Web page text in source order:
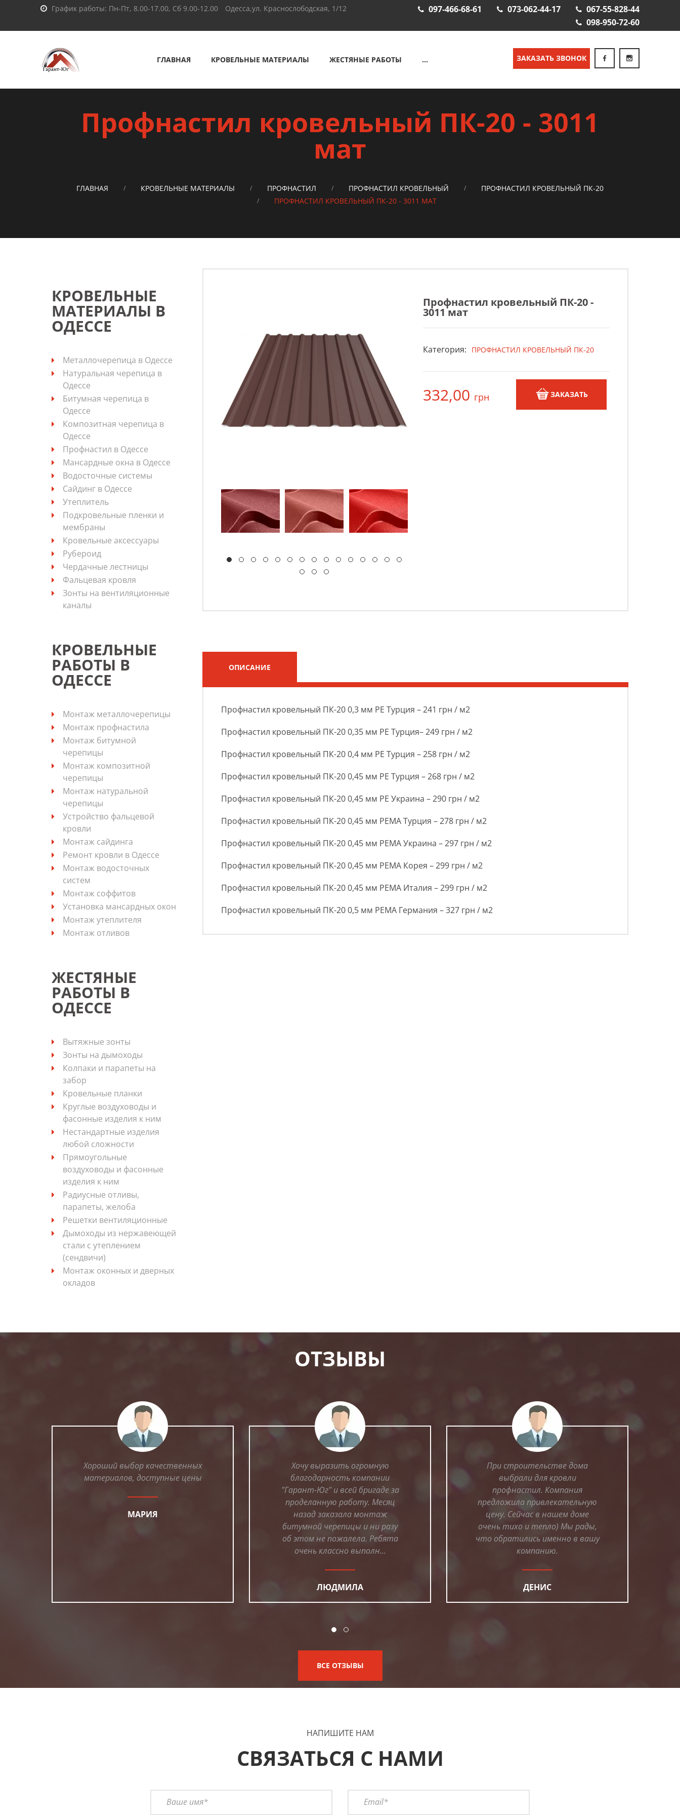
График работы: Пн-Пт, 8.00-17.00, Сб 9.00-12.00 Одесса,ул. Краснослободская, 1/12 097-466-68-61 073-062-44-17
067-55-828-44
098-950-72-60
ГЛАВНАЯ КРОВЕЛЬНЫЕ МАТЕРИАЛЫ ЖЕСТЯНЫЕ РАБОТЫ ... ЗАКАЗАТЬ ЗВОНОК
Профнастил кровельный ПК-20 - 3011
мат
ГЛАВНАЯ КРОВЕЛЬНЫЕ МАТЕРИАЛЫ ПРОФНАСТИЛ ПРОФНАСТИЛ КРОВЕЛЬНЫЙ
ПРОФНАСТИЛ КРОВЕЛЬНЫЙ ПК-20
ПРОФНАСТИЛ КРОВЕЛЬНЫЙ ПК-20 - 3011 МАТ
Профнастил кровельный ПК-20 -
3011 мат
Категория: ПРОФНАСТИЛ КРОВЕЛЬНЫЙ ПК-20
332,00 грн ЗАКАЗАТЬ
ОПИСАНИЕ
Профнастил кровельный ПК-20 0,3 мм РЕ Турция – 241 грн / м2
Профнастил кровельный ПК-20 0,35 мм РЕ Турция– 249 грн / м2
Профнастил кровельный ПК-20 0,4 мм РЕ Турция – 258 грн / м2
Профнастил кровельный ПК-20 0,45 мм РЕ Турция – 268 грн / м2
Профнастил кровельный ПК-20 0,45 мм РЕ Украина – 290 грн / м2
Профнастил кровельный ПК-20 0,45 мм РЕМА Турция – 278 грн / м2
Профнастил кровельный ПК-20 0,45 мм РЕМА Украина – 297 грн / м2
Профнастил кровельный ПК-20 0,45 мм РЕМА Корея – 299 грн / м2
Профнастил кровельный ПК-20 0,45 мм РЕМА Италия – 299 грн / м2
Профнастил кровельный ПК-20 0,5 мм РЕМА Германия – 327 грн / м2
КРОВЕЛЬНЫЕ
МАТЕРИАЛЫ В
ОДЕССЕ
Металлочерепица в Одессе
Натуральная черепица в
Одессе
Битумная черепица в
Одессе
Композитная черепица в
Одессе
Профнастил в Одессе
Мансардные окна в Одессе
Водосточные системы
Сайдинг в Одессе
Утеплитель
Подкровельные пленки и
мембраны
Кровельные аксессуары
Рубероид
Чердачные лестницы
Фальцевая кровля
Зонты на вентиляционные
каналы
КРОВЕЛЬНЫЕ
РАБОТЫ В
ОДЕССЕ
Монтаж металлочерепицы
Монтаж профнастила
Монтаж битумной
черепицы
Монтаж композитной
черепицы
Монтаж натуральной
черепицы
Устройство фальцевой
кровли
Монтаж сайдинга
Ремонт кровли в Одессе
Монтаж водосточных
систем
Монтаж соффитов
Установка мансардных окон
Монтаж утеплителя
Монтаж отливов
ЖЕСТЯНЫЕ
РАБОТЫ В
ОДЕССЕ
Вытяжные зонты
Зонты на дымоходы
Колпаки и парапеты на
забор
Кровельные планки
Круглые воздуховоды и
фасонные изделия к ним
Нестандартные изделия
любой сложности
Прямоугольные
воздуховоды и фасонные
изделия к ним
Радиусные отливы,
парапеты, желоба
Решетки вентиляционные
Дымоходы из нержавеющей
стали с утеплением
(сендвичи)
Монтаж оконных и дверных
окладов
ОТЗЫВЫ
Хороший выбор качественных
материалов, доступные цены
МАРИЯ
Хочу выразить огромную
благодарность компании
"Гарант-Юг" и всей бригаде за
проделанную работу. Месяц
назад заказала монтаж
битумной черепицы и ни разу
об этом не пожалела. Ребята
очень классно выполн...
ЛЮДМИЛА
При строительстве дома
выбрали для кровли
профнастил. Компания
предложила привлекательную
цену. Сейчас в нашем доме
очень тихо и тепло) Мы рады,
что обратились именно в вашу
компанию.
ДЕНИС
ВСЕ ОТЗЫВЫ
НАПИШИТЕ НАМ
СВЯЗАТЬСЯ С НАМИ